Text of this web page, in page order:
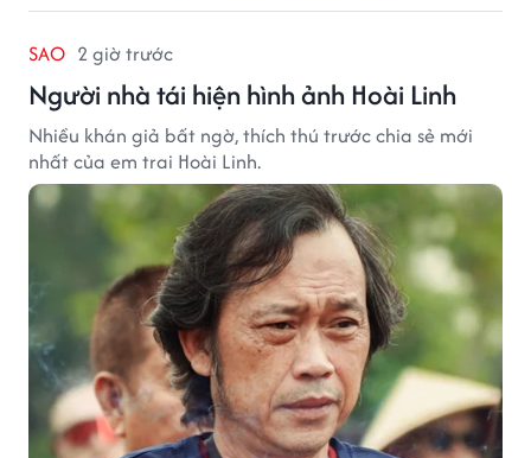
SAO 2 giờ trước
Người nhà tái hiện hình ảnh Hoài Linh
Nhiều khán giả bất ngờ, thích thú trước chia sẻ mới
nhất của em trai Hoài Linh.